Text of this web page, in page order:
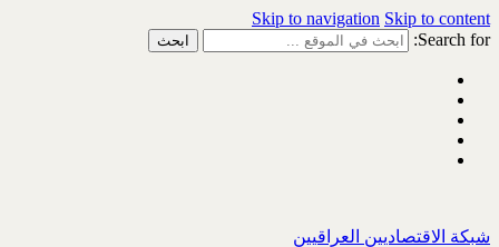
Skip to navigation Skip to content
Search for:
شبكة الاقتصاديين العراقيين